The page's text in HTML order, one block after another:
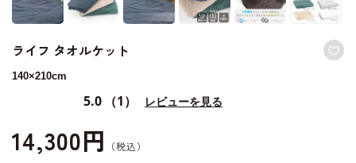
ライフ タオルケット
140×210cm
5.0 （1） レビューを見る
14,300円